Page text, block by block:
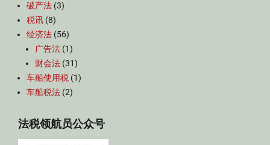
破产法 (3)
税讯 (8)
经济法 (56)
广告法 (1)
财会法 (31)
车船使用税 (1)
车船税法 (2)
法税领航员公众号